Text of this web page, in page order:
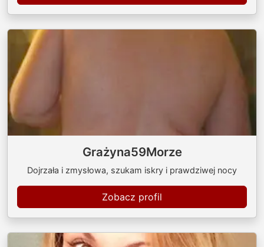
Grażyna59Morze
Dojrzała i zmysłowa, szukam iskry i prawdziwej nocy
Zobacz profil